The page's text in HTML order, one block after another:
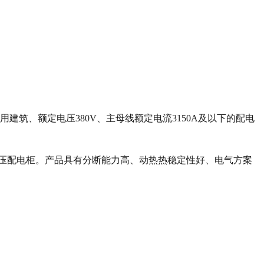
建筑、额定电压380V、主母线额定电流3150A及以下的配电
电柜。产品具有分断能力高、动热热稳定性好、电气方案